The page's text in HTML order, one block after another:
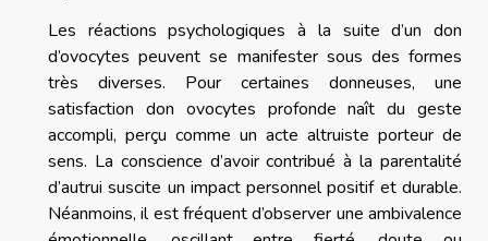
Les réactions psychologiques à la suite d’un don
d’ovocytes peuvent se manifester sous des formes
très diverses. Pour certaines donneuses, une
satisfaction don ovocytes profonde naît du geste
accompli, perçu comme un acte altruiste porteur de
sens. La conscience d’avoir contribué à la parentalité
d’autrui suscite un impact personnel positif et durable.
Néanmoins, il est fréquent d’observer une ambivalence